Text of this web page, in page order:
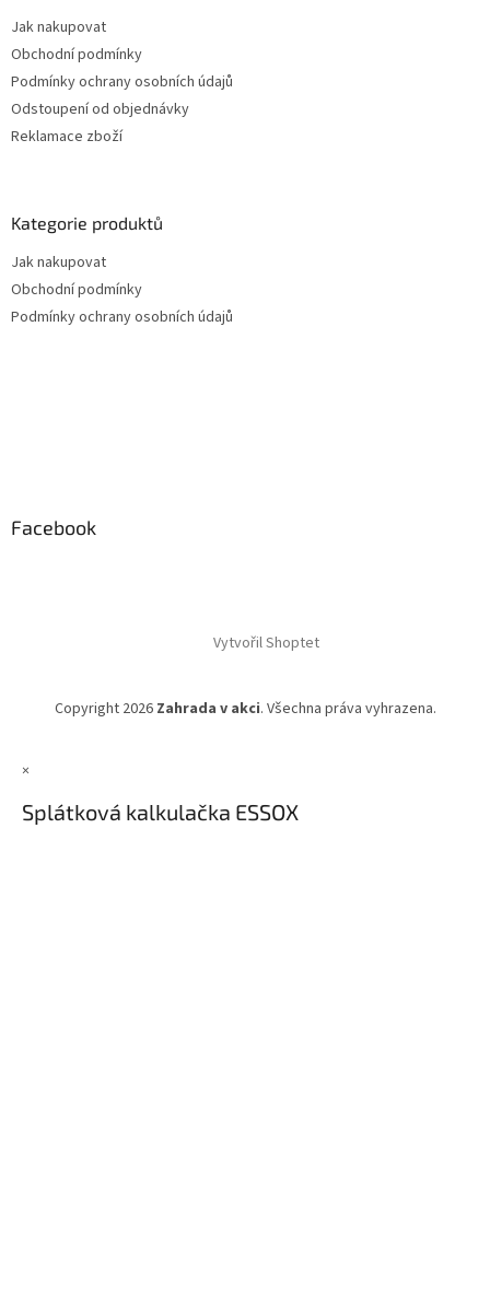
Jak nakupovat
Obchodní podmínky
Podmínky ochrany osobních údajů
Odstoupení od objednávky
Reklamace zboží
Kategorie produktů
Jak nakupovat
Obchodní podmínky
Podmínky ochrany osobních údajů
Facebook
Vytvořil Shoptet
Copyright 2026 Zahrada v akci. Všechna práva vyhrazena.
×
Splátková kalkulačka ESSOX